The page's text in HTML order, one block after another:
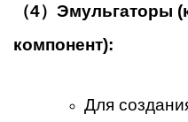
（4）Эмульгаторы
компонент):
Для